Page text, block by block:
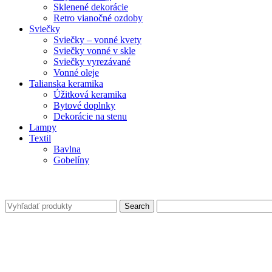
Sklenené dekorácie
Retro vianočné ozdoby
Sviečky
Sviečky – vonné kvety
Sviečky vonné v skle
Sviečky vyrezávané
Vonné oleje
Talianska keramika
Úžitková keramika
Bytové doplnky
Dekorácie na stenu
Lampy
Textil
Bavlna
Gobelíny
Search